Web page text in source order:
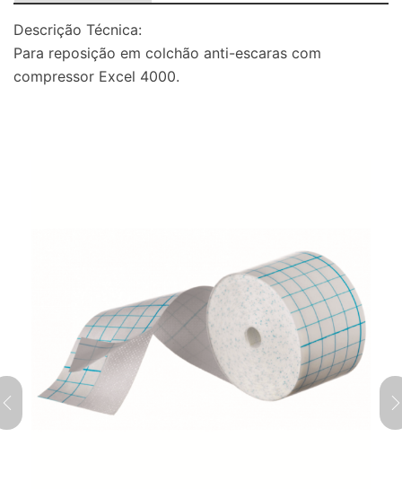
Descrição Técnica:
Para reposição em colchão anti-escaras com
compressor Excel 4000.